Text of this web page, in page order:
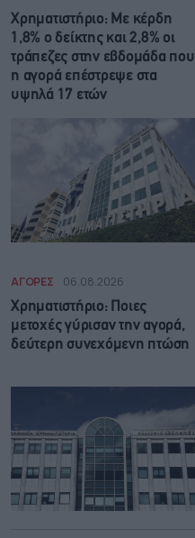
Χρηματιστήριο: Με κέρδη
1,8% ο δείκτης και 2,8% οι
τράπεζες στην εβδομάδα που
η αγορά επέστρεψε στα
υψηλά 17 ετών
ΑΓΟΡΕΣ 06.08.2026
Χρηματιστήριο: Ποιες
μετοχές γύρισαν την αγορά,
δεύτερη συνεχόμενη πτώση